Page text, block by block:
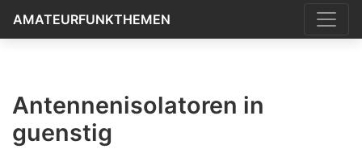
AMATEURFUNKTHEMEN
Antennenisolatoren in
guenstig